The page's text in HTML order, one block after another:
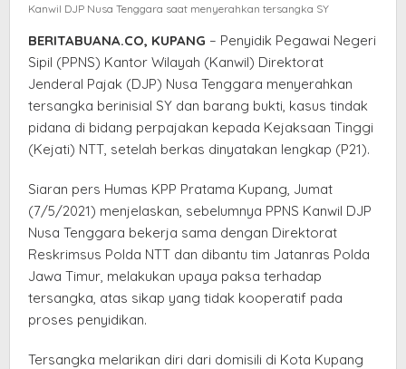
NTT
Kanwil DJP Nusa Tenggara saat menyerahkan tersangka SY
BERITABUANA.CO, KUPANG – Penyidik Pegawai Negeri
Sipil (PPNS) Kantor Wilayah (Kanwil) Direktorat
Jenderal Pajak (DJP) Nusa Tenggara menyerahkan
tersangka berinisial SY dan barang bukti, kasus tindak
pidana di bidang perpajakan kepada Kejaksaan Tinggi
(Kejati) NTT, setelah berkas dinyatakan lengkap (P21).
Siaran pers Humas KPP Pratama Kupang, Jumat
(7/5/2021) menjelaskan, sebelumnya PPNS Kanwil DJP
Nusa Tenggara bekerja sama dengan Direktorat
Reskrimsus Polda NTT dan dibantu tim Jatanras Polda
Jawa Timur, melakukan upaya paksa terhadap
tersangka, atas sikap yang tidak kooperatif pada
proses penyidikan.
Tersangka melarikan diri dari domisili di Kota Kupang